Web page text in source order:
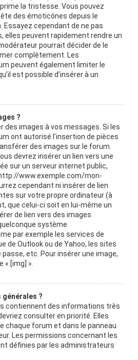
la tristesse. Vous pouvez
des émoticônes depuis le
Essayez cependant de ne pas
elles peuvent rapidement rendre un
pourrait décider de le
complètement. Les
peuvent également limiter le
est possible d’insérer à un
?
des images à vos messages. Si les
ont autorisé l’insertion de pièces
des images sur le forum.
devrez insérer un lien vers une
sur un serveur internet public,
www.exemple.com/mon-
cependant ni insérer de lien
sur votre propre ordinateur (à
que celui-ci soit en lui-même un
de lien vers des images
système
par exemple les services de
de Outlook ou de Yahoo, les sites
etc. Pour insérer une image,
« [img] ».
générales ?
contiennent des informations très
consulter en priorité. Elles
chaque forum et dans le panneau
Les permissions concernant les
définies par les administrateurs